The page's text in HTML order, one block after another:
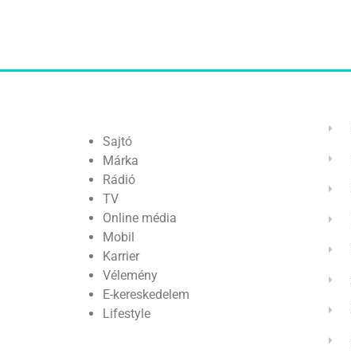
Sajtó
Márka
Rádió
TV
Online média
Mobil
Karrier
Vélemény
E-kereskedelem
Lifestyle